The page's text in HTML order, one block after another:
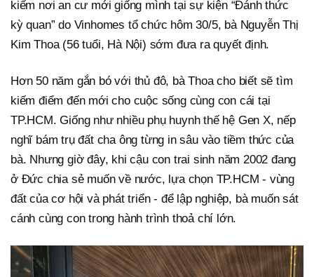
kiếm nơi an cư mới giống mình tại sự kiện “Đánh thức
kỳ quan” do Vinhomes tổ chức hôm 30/5, bà Nguyễn Thị
Kim Thoa (56 tuổi, Hà Nội) sớm đưa ra quyết định.
Hơn 50 năm gắn bó với thủ đô, bà Thoa cho biết sẽ tìm
kiếm điểm đến mới cho cuộc sống cùng con cái tại
TP.HCM. Giống như nhiều phụ huynh thế hệ Gen X, nếp
nghĩ bám trụ đất cha ông từng in sâu vào tiềm thức của
bà. Nhưng giờ đây, khi cậu con trai sinh năm 2002 đang
ở Đức chia sẻ muốn về nước, lựa chọn TP.HCM - vùng
đất của cơ hội và phát triển - để lập nghiệp, bà muốn sát
cánh cùng con trong hành trình thoả chí lớn.